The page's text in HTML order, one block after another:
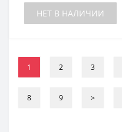
НЕТ В НАЛИЧИИ
1 2 3
8 9 >